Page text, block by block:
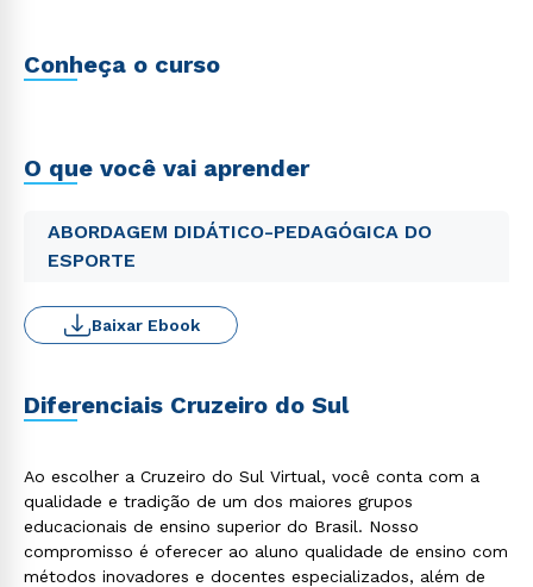
Conheça o curso
O que você vai aprender
ABORDAGEM DIDÁTICO-PEDAGÓGICA DO
ESPORTE
Baixar Ebook
Diferenciais Cruzeiro do Sul
Ao escolher a Cruzeiro do Sul Virtual, você conta com a
qualidade e tradição de um dos maiores grupos
educacionais de ensino superior do Brasil. Nosso
compromisso é oferecer ao aluno qualidade de ensino com
métodos inovadores e docentes especializados, além de